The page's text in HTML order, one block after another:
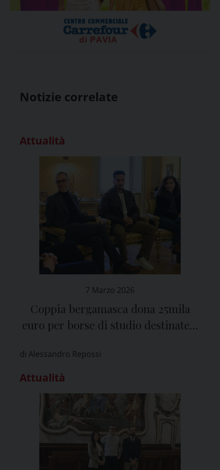
Notizie correlate
Attualità
7 Marzo 2026
Coppia bergamasca dona 25mila
euro per borse di studio destinate a
di Alessandro Repossi
Attualità